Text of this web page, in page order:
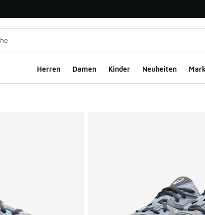
Fenster
Herren Damen Kinder Neuheiten